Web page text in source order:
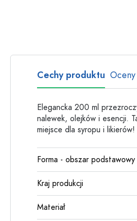
Cechy produktu Oceny
Elegancka 200 ml
nalewek, olejków i esencji.
miejsce dla syropu i
Forma - obszar podstawowy
Kraj produkcji
Materiał